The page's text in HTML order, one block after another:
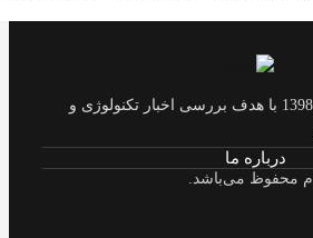
نتگام در سال 1398 با هدف بررسی اخبار تکنولوژی و
ما
می‌باشد.